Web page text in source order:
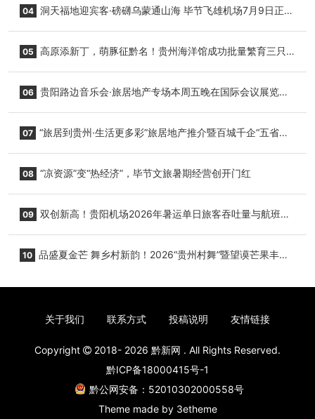
04 洞天福地迎宾客·磅礴乌蒙通山海 毕节飞雄机场7月9日正式
05 高原添新丁，萌豚征黔名！贵州海洋馆成功批量繁育三只
06 贵阳路边音乐会·旅居地产专场本周五晚在国际会议展览中
07 “旅居到贵州·生活更多彩”旅居地产推介暨百城千企“五省
08 “凉资源”变“热经济”，毕节文旅暑期经营创开门红
09 双创新高！贵阳机场2026年暑运单日旅客吞吐量与航班起
10 品盛夏金芒 舞乡村新韵！2026“贵州村舞”暨望谟芒果丰收
关于我们 联系方式 投稿说明 友情链接
Copyright 2018- 2026 黔新网 . All Rights Reserved.
黔ICP备18000415号-1
黔公网安备：52010302000558号
Theme made by 3etheme